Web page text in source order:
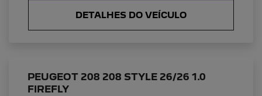
DETALHES DO VEÍCULO
PEUGEOT 208 208 STYLE 26/26 1.0
FIREFLY